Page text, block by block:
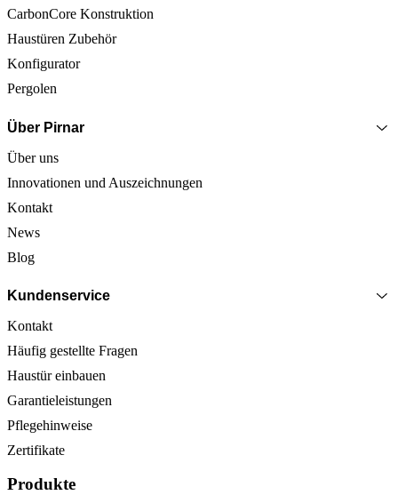
CarbonCore Konstruktion
Haustüren Zubehör
Konfigurator
Pergolen
Über Pirnar
Über uns
Innovationen und Auszeichnungen
Kontakt
News
Blog
Kundenservice
Kontakt
Häufig gestellte Fragen
Haustür einbauen
Garantieleistungen
Pflegehinweise
Zertifikate
Produkte